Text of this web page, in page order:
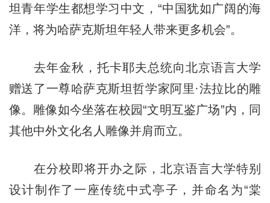
坦青年学生都想学习中文，“中国犹如广阔的海
洋，将为哈萨克斯坦年轻人带来更多机会”。
去年金秋，托卡耶夫总统向北京语言大学
赠送了一尊哈萨克斯坦哲学家阿里·法拉比的雕
像。雕像如今坐落在校园“文明互鉴广场”内，同
其他中外文化名人雕像并肩而立。
在分校即将开办之际，北京语言大学特别
设计制作了一座传统中式亭子，并命名为“棠